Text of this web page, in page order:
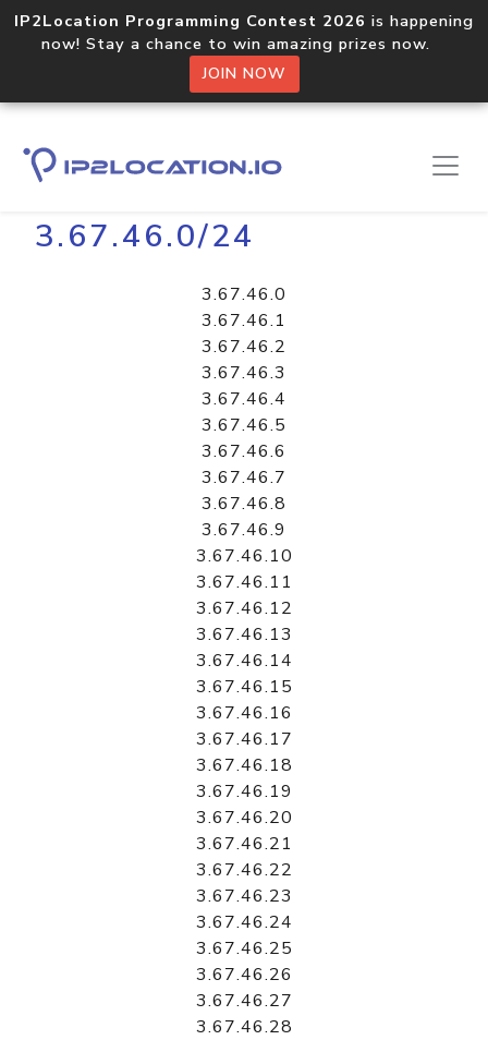
IP2Location Programming Contest 2026 is happening
now! Stay a chance to win amazing prizes now.
JOIN NOW
Home Libraries
3.67.46.0/24
3.67.46.0
3.67.46.1
3.67.46.2
3.67.46.3
3.67.46.4
3.67.46.5
3.67.46.6
3.67.46.7
3.67.46.8
3.67.46.9
3.67.46.10
3.67.46.11
3.67.46.12
3.67.46.13
3.67.46.14
3.67.46.15
3.67.46.16
3.67.46.17
3.67.46.18
3.67.46.19
3.67.46.20
3.67.46.21
3.67.46.22
3.67.46.23
3.67.46.24
3.67.46.25
3.67.46.26
3.67.46.27
3.67.46.28